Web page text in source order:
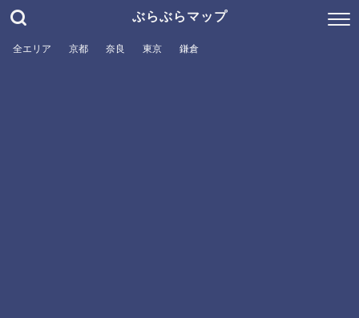
ぶらぶらマップ
全エリア 京都 奈良 東京 鎌倉